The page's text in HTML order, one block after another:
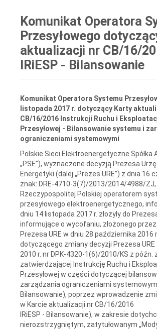
Komunikat Operatora
Przesyłowego
aktualizacji nr CB/16/
IRiESP - Bilansowanie
Komunikat Operatora Systemu
listopada 2017 r. dotyczący Karty
CB/16/2016 Instrukcji Ruchu i
Przesyłowej - Bilansowanie systemu i
ograniczeniami systemowymi
Polskie Sieci Elektroenergetyczne Spółka
„PSE”), wyznaczone decyzją Prezesa
Energetyki (dalej „Prezes URE”) z dnia 16
znak: DRE-4710-3(7)/2013/2014/4988/
Rzeczypospolitej Polskiej operatorem
przesyłowego elektroenergetycznego,
dniu 14 listopada 2017 r. złożyły do
informujące o wycofaniu, złożonego przez
Prezesa URE w dniu 28 października 2016
dotyczącego zmiany decyzji Prezesa URE
2010 r. nr DPK-4320-1(6)/2010/KS z późn.
zatwierdzającej Instrukcję Ruchu i
Przesyłowej w części dotyczącej
zarządzania ograniczeniami systemowymi
Bilansowanie), poprzez wprowadzenie
w Karcie aktualizacji nr CB/16/2016
IRiESP - Bilansowanie), w zakresie
nierozstrzygniętym, zatytułowanym